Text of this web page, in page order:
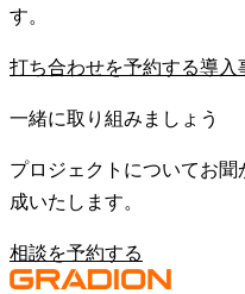
す。
打ち合わせを予約する導入
一緒に取り組みましょう
プロジェクトについてお
成いたします。
相談を予約する